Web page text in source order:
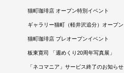
猫町珈琲店 オープン特別イベント
ギャラリー猫町（軽井沢追分）オープン
猫町珈琲店 プレオープンイベント
板東寛司 「週めくり20周年写真展」
「ネコマニア」サービス終了のお知らせ